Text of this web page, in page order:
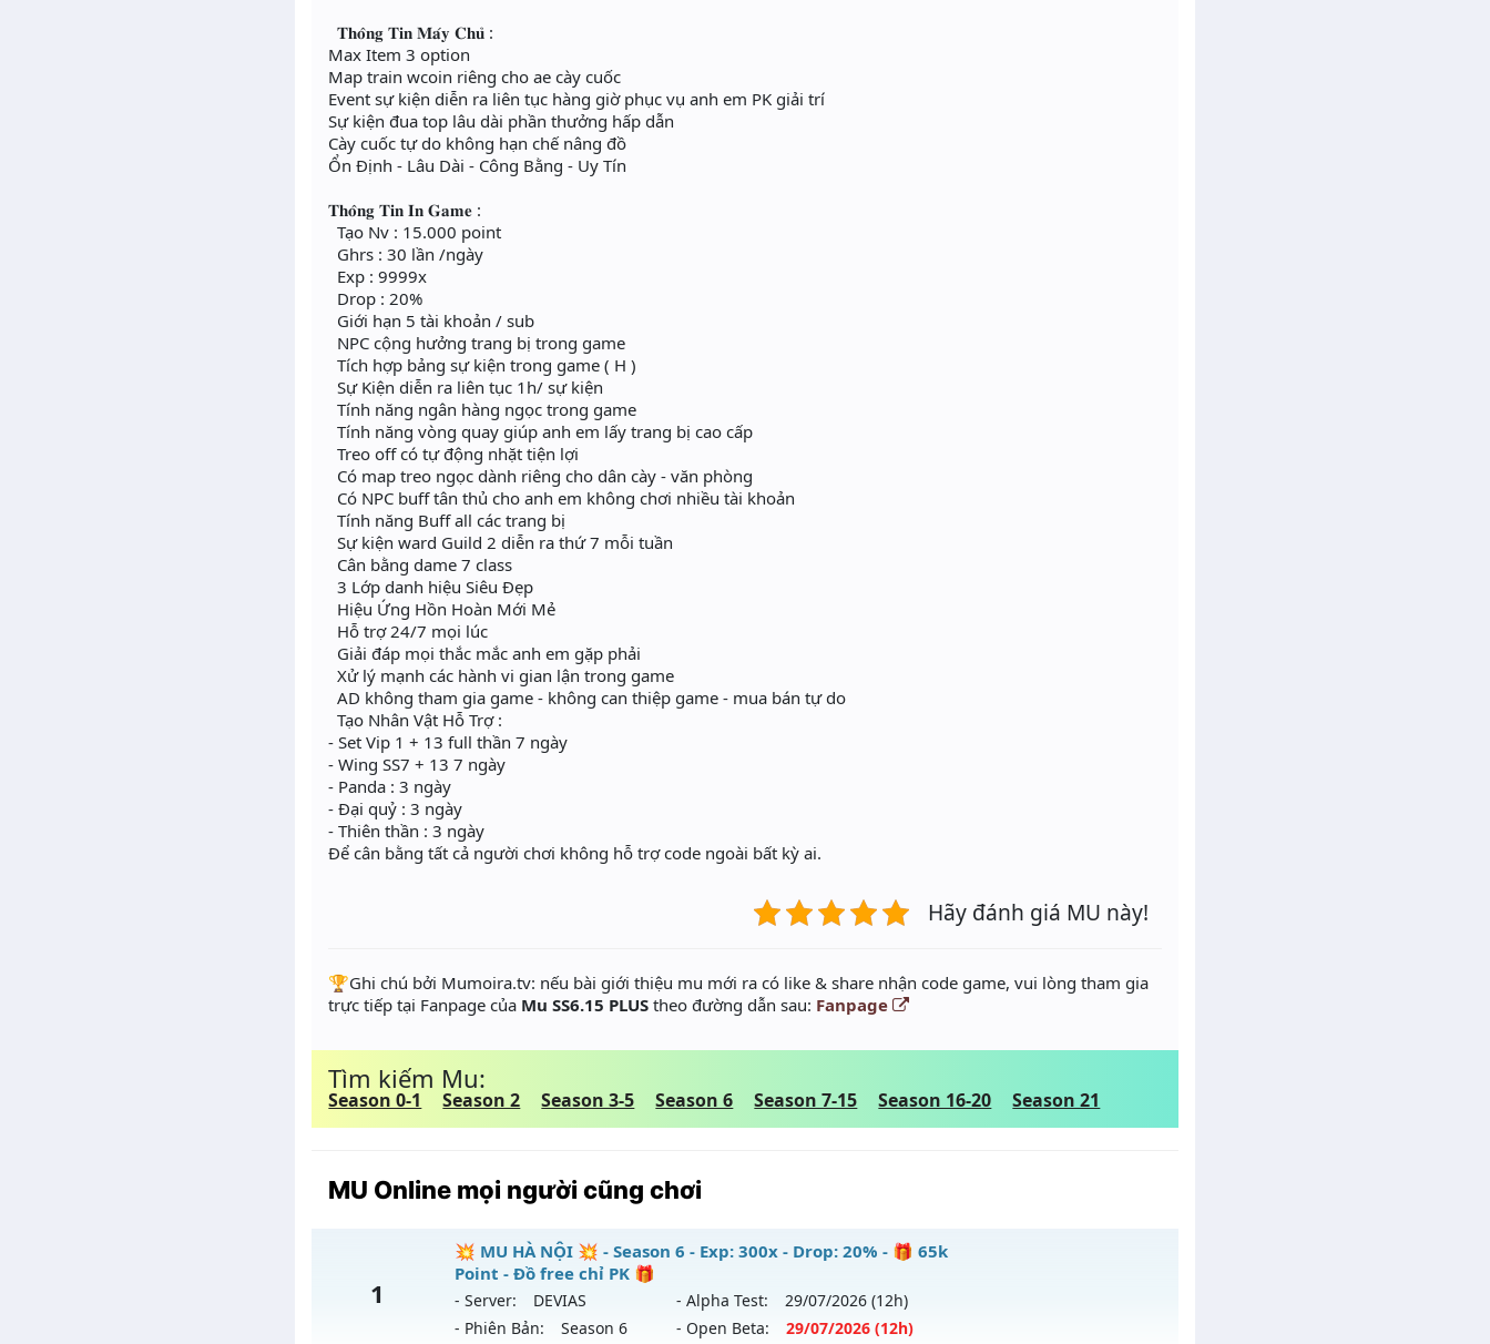
𝐓𝐡𝐨̂𝐧𝐠 𝐓𝐢𝐧 𝐌𝐚́𝐲 𝐂𝐡𝐮̉ :
Max Item 3 option
Map train wcoin riêng cho ae cày cuốc
Event sự kiện diễn ra liên tục hàng giờ phục vụ anh em PK giải trí
Sự kiện đua top lâu dài phần thưởng hấp dẫn
Cày cuốc tự do không hạn chế nâng đồ
Ổn Định - Lâu Dài - Công Bằng - Uy Tín
𝐓𝐡𝐨̂𝐧𝐠 𝐓𝐢𝐧 𝐈𝐧 𝐆𝐚𝐦𝐞 :
Tạo Nv : 15.000 point
Ghrs : 30 lần /ngày
Exp : 9999x
Drop : 20%
Giới hạn 5 tài khoản / sub
NPC cộng hưởng trang bị trong game
Tích hợp bảng sự kiện trong game ( H )
Sự Kiện diễn ra liên tục 1h/ sự kiện
Tính năng ngân hàng ngọc trong game
Tính năng vòng quay giúp anh em lấy trang bị cao cấp
Treo off có tự động nhặt tiện lợi
Có map treo ngọc dành riêng cho dân cày - văn phòng
Có NPC buff tân thủ cho anh em không chơi nhiều tài khoản
Tính năng Buff all các trang bị
Sự kiện ward Guild 2 diễn ra thứ 7 mỗi tuần
Cân bằng dame 7 class
3 Lớp danh hiệu Siêu Đẹp
Hiệu Ứng Hồn Hoàn Mới Mẻ
Hỗ trợ 24/7 mọi lúc
Giải đáp mọi thắc mắc anh em gặp phải
Xử lý mạnh các hành vi gian lận trong game
AD không tham gia game - không can thiệp game - mua bán tự do
Tạo Nhân Vật Hỗ Trợ :
- Set Vip 1 + 13 full thần 7 ngày
- Wing SS7 + 13 7 ngày
- Panda : 3 ngày
- Đại quỷ : 3 ngày
- Thiên thần : 3 ngày
Để cân bằng tất cả người chơi không hỗ trợ code ngoài bất kỳ ai.
Hãy đánh giá MU này!
️🏆Ghi chú bởi Mumoira.tv: nếu bài giới thiệu mu mới ra có like & share nhận code game, vui lòng tham gia
trực tiếp tại Fanpage của Mu SS6.15 PLUS theo đường dẫn sau: Fanpage
Tìm kiếm Mu:
Season 0-1 Season 2 Season 3-5 Season 6 Season 7-15 Season 16-20 Season 21
MU Online mọi người cũng chơi
1
💥 MU HÀ NỘI 💥 - Season 6 - Exp: 300x - Drop: 20% - 🎁 65k
Point - Đồ free chỉ PK 🎁
- Server: DEVIAS - Alpha Test: 29/07/2026 (12h)
- Phiên Bản:
Season 6 - Open Beta: 29/07/2026 (12h)